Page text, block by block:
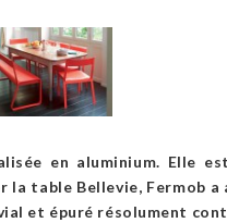
en aluminium. Elle
la table Bellevie, Fermob
et épuré résolument